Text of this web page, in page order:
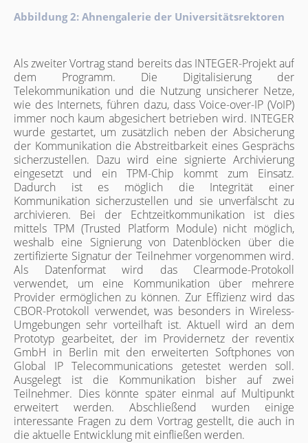
Abbildung 2: Ahnengalerie der Universitätsrektoren
Als zweiter Vortrag stand bereits das INTEGER-Projekt auf
dem Programm. Die Digitalisierung der
Telekommunikation und die Nutzung unsicherer Netze,
wie des Internets, führen dazu, dass Voice-over-IP (VoIP)
immer noch kaum abgesichert betrieben wird. INTEGER
wurde gestartet, um zusätzlich neben der Absicherung
der Kommunikation die Abstreitbarkeit eines Gesprächs
sicherzustellen. Dazu wird eine signierte Archivierung
eingesetzt und ein TPM-Chip kommt zum Einsatz.
Dadurch ist es möglich die Integrität einer
Kommunikation sicherzustellen und sie unverfälscht zu
archivieren. Bei der Echtzeitkommunikation ist dies
mittels TPM (Trusted Platform Module) nicht möglich,
weshalb eine Signierung von Datenblöcken über die
zertifizierte Signatur der Teilnehmer vorgenommen wird.
Als Datenformat wird das Clearmode-Protokoll
verwendet, um eine Kommunikation über mehrere
Provider ermöglichen zu können. Zur Effizienz wird das
CBOR-Protokoll verwendet, was besonders in Wireless-
Umgebungen sehr vorteilhaft ist. Aktuell wird an dem
Prototyp gearbeitet, der im Providernetz der reventix
GmbH in Berlin mit den erweiterten Softphones von
Global IP Telecommunications getestet werden soll.
Ausgelegt ist die Kommunikation bisher auf zwei
Teilnehmer. Dies könnte später einmal auf Multipunkt
erweitert werden. Abschließend wurden einige
interessante Fragen zu dem Vortrag gestellt, die auch in
die aktuelle Entwicklung mit einfließen werden.